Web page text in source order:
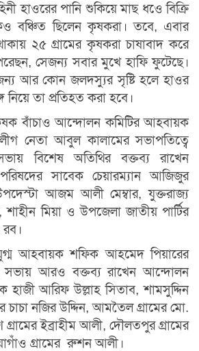
হাওরের পানি শুকিয়ে মাছ ধওে বিক্রি
বঞ্চিত ছিলেন কৃষকরা। তবে, এবার
২৫ গ্রামের কৃষকরা চাষাবাদ করে
সেজন্য সবার মুখে হাফি ফুটেছে।
আর কোন জলদস্যুর সৃষ্টি হলে হাওর
তা প্রতিহত করা হবে।
বাঁচাও আন্দোলন কমিটির আহবায়ক
নেতা আবুল কালামের সভাপতিত্বে
বিশেষ অতিথির বক্তব্য রাখেন
সাবেক চেয়ারম্যান আজিজুর
আজম আলী মেম্বার, যুক্তরাজ্য
শাহীন মিয়া ও উপজেলা জাতীয় পার্টির
আহবায়ক শফিক আহমেদ পিয়ারের
সভায় আরও বক্তব্য রাখেন আন্দোলন
হাজী আরিফ উল্লাহ সিতাব, শামসুদ্দিন
চাচা নজির উদ্দিন, আমতৈল গ্রামের মো.
গ্রামের ইব্রাহীম আলী, দৌলতপুর গ্রামের
গ্রামের রুশন আলী।